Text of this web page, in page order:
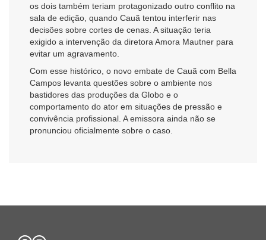
os dois também teriam protagonizado outro conflito na
sala de edição, quando Cauã tentou interferir nas
decisões sobre cortes de cenas. A situação teria
exigido a intervenção da diretora Amora Mautner para
evitar um agravamento.
Com esse histórico, o novo embate de Cauã com Bella
Campos levanta questões sobre o ambiente nos
bastidores das produções da Globo e o
comportamento do ator em situações de pressão e
convivência profissional. A emissora ainda não se
pronunciou oficialmente sobre o caso.